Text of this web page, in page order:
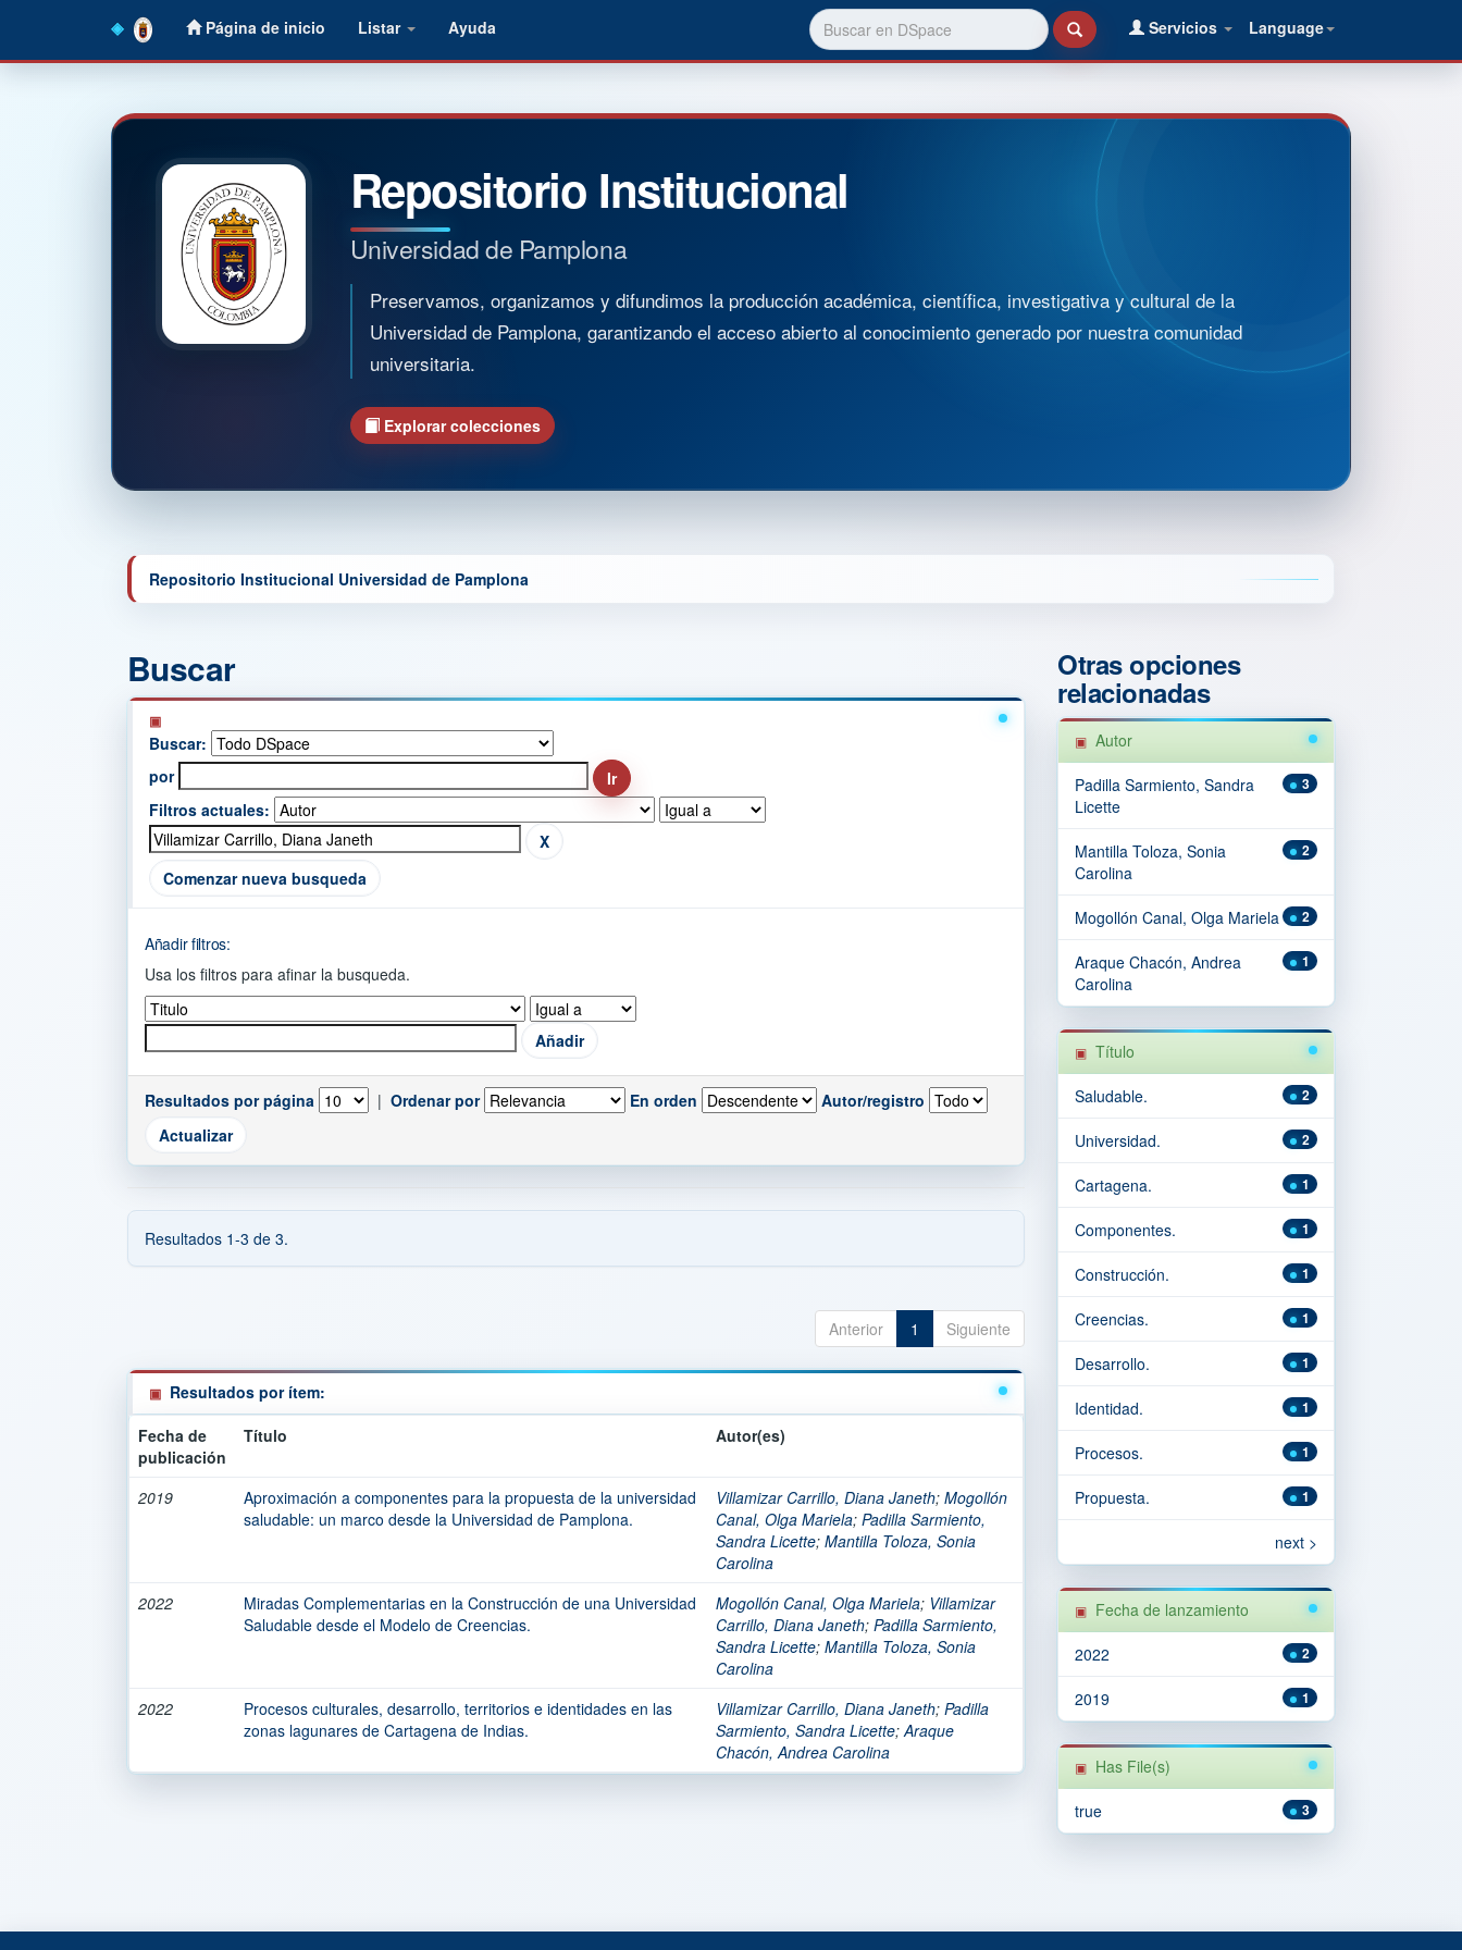
Página de inicio Listar Ayuda Language
Servicios
Repositorio Institucional
Universidad de Pamplona
Preservamos, organizamos y difundimos la producción académica, científica, investigativa y cultural de la
Universidad de Pamplona, garantizando el acceso abierto al conocimiento generado por nuestra comunidad
universitaria.
Explorar colecciones
Repositorio Institucional Universidad de Pamplona
Buscar
Buscar:
por
Filtros actuales:
Comenzar nueva busqueda
Añadir filtros:
Usa los filtros para afinar la busqueda.
Resultados por página | Ordenar por En orden Autor/registro
Resultados 1-3 de 3.
Anterior 1 Siguiente
Resultados por ítem:
Fecha de
publicación
Título Autor(es)
2019
Aproximación a componentes para la propuesta de la universidad
saludable: un marco desde la Universidad de Pamplona.
Villamizar Carrillo, Diana Janeth; Mogollón
Canal, Olga Mariela; Padilla Sarmiento,
Sandra Licette; Mantilla Toloza, Sonia
Carolina
2022
Miradas Complementarias en la Construcción de una Universidad
Saludable desde el Modelo de Creencias.
Mogollón Canal, Olga Mariela; Villamizar
Carrillo, Diana Janeth; Padilla Sarmiento,
Sandra Licette; Mantilla Toloza, Sonia
Carolina
2022
Procesos culturales, desarrollo, territorios e identidades en las
zonas lagunares de Cartagena de Indias.
Villamizar Carrillo, Diana Janeth; Padilla
Sarmiento, Sandra Licette;Araque
Chacón, Andrea Carolina
Otras opciones
relacionadas
Autor
3
Padilla Sarmiento, Sandra
Licette
2
Mantilla Toloza, Sonia
Carolina
2
Mogollón Canal, Olga Mariela
1
Araque Chacón, Andrea
Carolina
Título
2
Saludable.
2
Universidad.
1
Cartagena.
1
Componentes.
1
Construcción.
1
Creencias.
1
Desarrollo.
1
Identidad.
1
Procesos.
1
Propuesta.
next >
Fecha de lanzamiento
2
2022
1
2019
Has File(s)
3
true